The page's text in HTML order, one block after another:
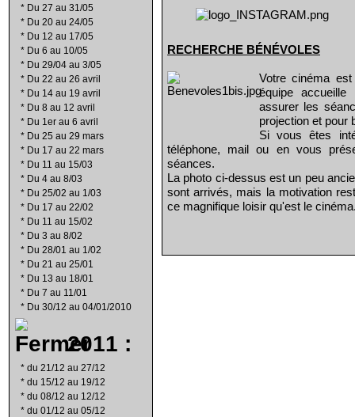
* Du 27 au 31/05
* Du 20 au 24/05
* Du 12 au 17/05
* Du 6 au 10/05
* Du 29/04 au 3/05
* Du 22 au 26 avril
* Du 14 au 19 avril
* Du 8 au 12 avril
* Du 1er au 6 avril
* Du 25 au 29 mars
* Du 17 au 22 mars
* Du 11 au 15/03
* Du 4 au 8/03
* Du 25/02 au 1/03
* Du 17 au 22/02
* Du 11 au 15/02
* Du 3 au 8/02
* Du 28/01 au 1/02
* Du 21 au 25/01
* Du 13 au 18/01
* Du 7 au 11/01
* Du 30/12 au 04/01/2010
2011 :
* du 21/12 au 27/12
* du 15/12 au 19/12
* du 08/12 au 12/12
* du 01/12 au 05/12
RECHERCHE BÉNÉVOLES
Votre cinéma
équipe
assurer les
projection et pour
Si vous êtes
téléphone, mail ou en vous
séances.
La photo ci-dessus est un peu
sont arrivés, mais la motivation
ce magnifique loisir qu'est le